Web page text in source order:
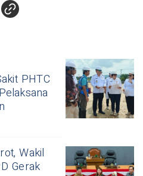
PHTC
Wakil
Gerak